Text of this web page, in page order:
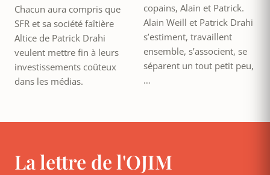
Chacun aura compris que
SFR et sa société faîtière
Altice de Patrick Drahi
veulent mettre fin à leurs
investissements coûteux
dans les médias.
copains, Alain et Patrick.
Alain Weill et Patrick Drahi
s’estiment, travaillent
ensemble, s’associent, se
séparent un tout petit peu,
…
La lettre de l'OJIM